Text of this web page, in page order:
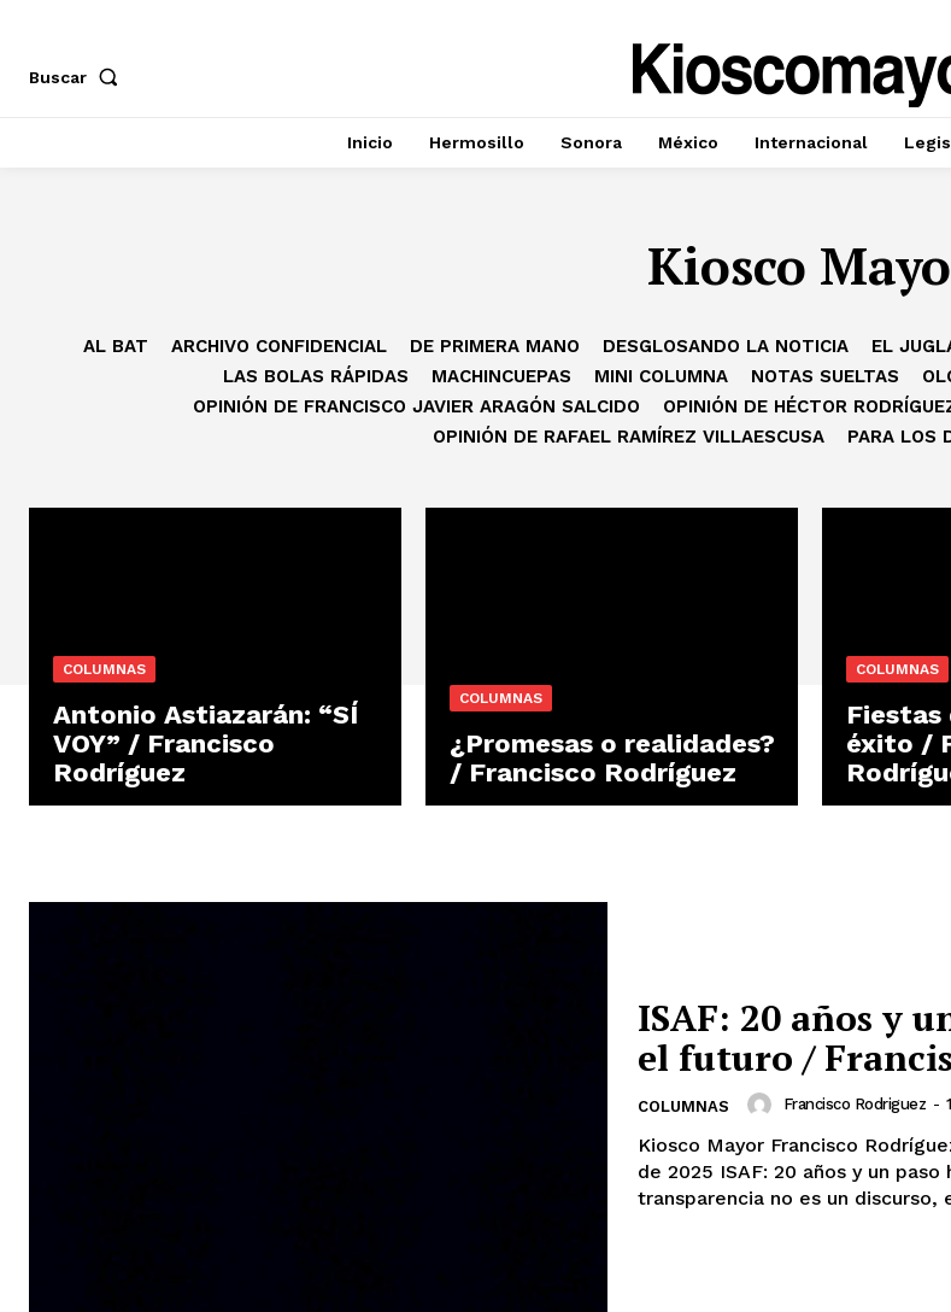
Buscar
Inicio Hermosillo Sonora México Internacional
Kiosco
AL BAT ARCHIVO CONFIDENCIAL DE PRIMERA MANO DESGLOSANDO LA NOTICIA EL
LAS BOLAS RÁPIDAS
MACHINCUEPAS MINI COLUMNA NOTAS SUELTAS
OPINIÓN DE FRANCISCO JAVIER ARAGÓN SALCIDO
OPINIÓN DE HÉCTOR
OPINIÓN DE RAFAEL RAMÍREZ VILLAESCUSA
PARA LOS
COLUMNAS
Antonio Astiazarán: “SÍ
VOY” / Francisco
Rodríguez
COLUMNAS
¿Promesas o realidades?
/ Francisco Rodríguez
COLUMNAS
éxito /
ISAF: 20 años y
el futuro /
COLUMNAS Francisco Rodriguez -
Kiosco Mayor Francisco Rodríguez Lunes 1 de septiembre
de 2025 ISAF: 20 años y un paso hacia el futuro *La
transparencia no es un discurso,